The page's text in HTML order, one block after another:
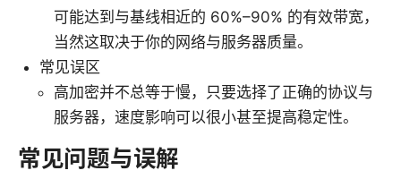
可能达到与基线相近的 60%–90% 的有效带宽，
当然这取决于你的网络与服务器质量。
常见误区
高加密并不总等于慢，只要选择了正确的协议与
服务器，速度影响可以很小甚至提高稳定性。
常见问题与误解